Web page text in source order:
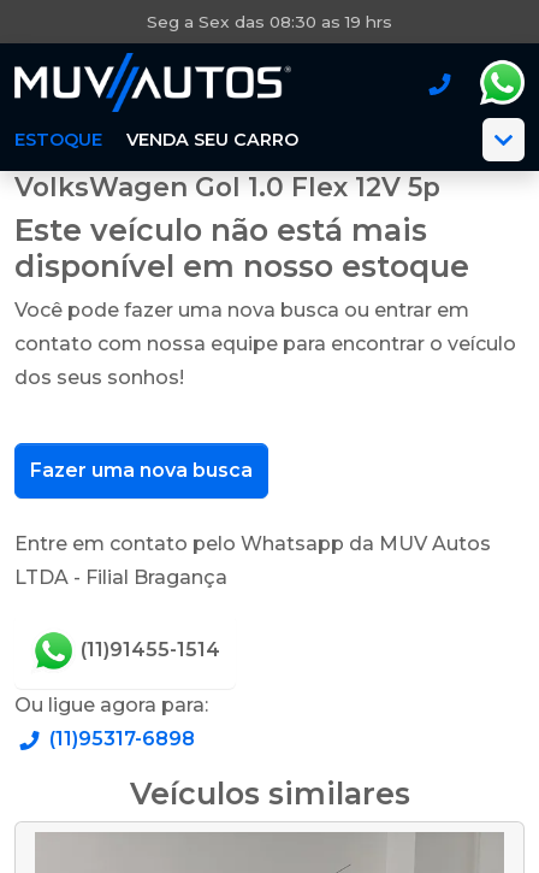
Seg a Sex das 08:30 as 19 hrs
ESTOQUE VENDA SEU CARRO
VolksWagen Gol 1.0 Flex 12V 5p
Este veículo não está mais
disponível em nosso estoque
Você pode fazer uma nova busca ou entrar em
contato com nossa equipe para encontrar o veículo
dos seus sonhos!
Fazer uma nova busca
Entre em contato pelo Whatsapp da MUV Autos
LTDA - Filial Bragança
(11)91455-1514
Ou ligue agora para:
(11)95317-6898
Veículos similares